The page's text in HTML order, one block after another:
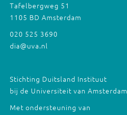
Tafelbergweg 51
1105 BD Amsterdam
020 525 3690
dia@uva.nl
Stichting Duitsland Instituut
bij de Universiteit van Amsterdam
Met ondersteuning van